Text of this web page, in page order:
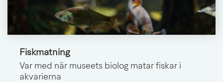
Fiskmatning
Var med när museets biolog matar fiskar i
akvarierna